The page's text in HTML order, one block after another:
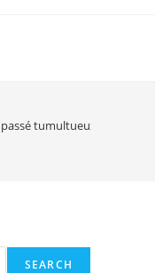
tumultueux
SEARCH